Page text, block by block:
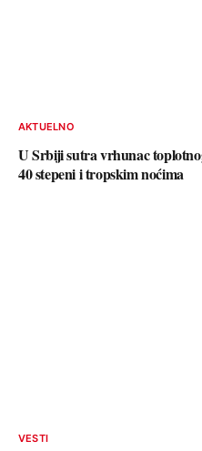
AKTUELNO
U Srbiji sutra vrhunac
40 stepeni i tropskim noćima
VESTI